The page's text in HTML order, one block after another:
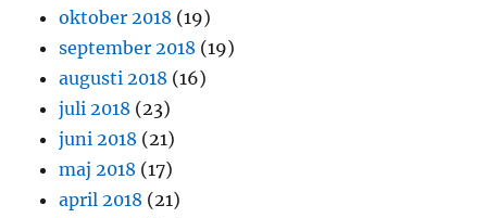
oktober 2018 (19)
september 2018 (19)
augusti 2018 (16)
juli 2018 (23)
juni 2018 (21)
maj 2018 (17)
april 2018 (21)